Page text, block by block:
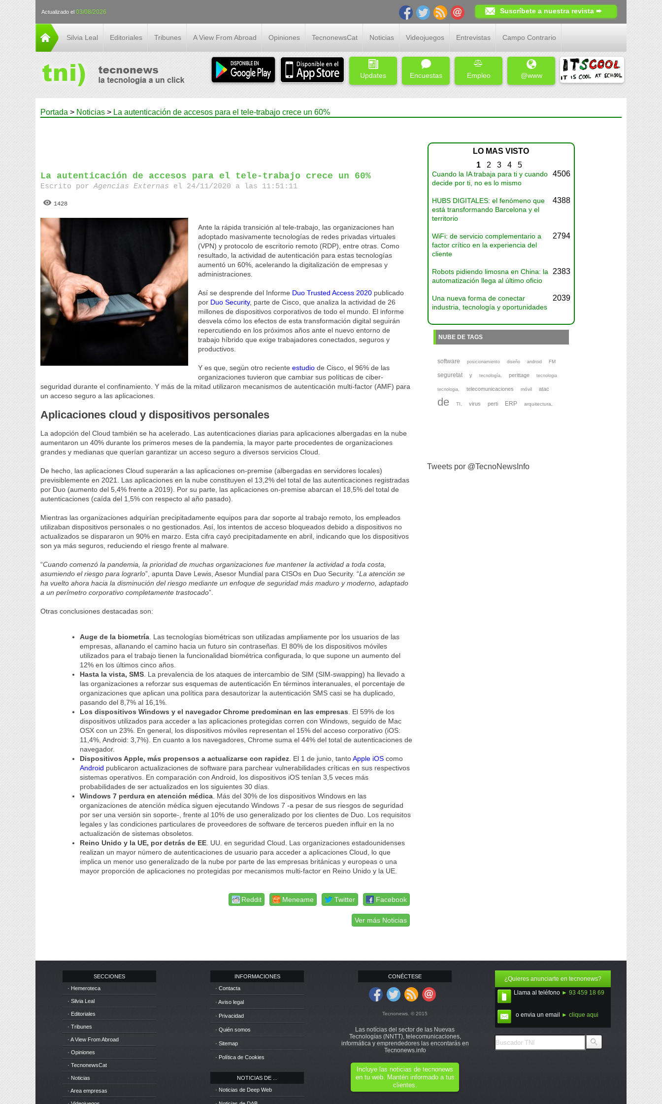
Actualizado el 03/08/2026 Suscríbete a nuestra revista ➨
Silvia Leal Editoriales Tribunes A View From Abroad Opiniones TecnonewsCat Noticias Videojuegos Entrevistas Campo Contrario
Updates Encuestas Empleo @www
Portada > Noticias > La autenticación de accesos para el tele-trabajo crece un 60%
La autenticación de accesos para el tele-trabajo crece un 60%
Escrito porAgencias Externas el 24/11/2020 a las 11:51:11
1428
Ante la rápida transición al tele-trabajo, las organizaciones han
adoptado masivamente tecnologías de redes privadas virtuales
(VPN) y protocolo de escritorio remoto (RDP), entre otras. Como
resultado, la actividad de autenticación para estas tecnologías
aumentó un 60%, acelerando la digitalización de empresas y
administraciones.
Así se desprende del Informe Duo Trusted Access 2020 publicado
por Duo Security, parte de Cisco, que analiza la actividad de 26
millones de dispositivos corporativos de todo el mundo. El informe
desvela cómo los efectos de esta transformación digital seguirán
repercutiendo en los próximos años ante el nuevo entorno de
trabajo híbrido que exige trabajadores conectados, seguros y
productivos.
Y es que, según otro recienteestudio de Cisco, el 96% de las
organizaciones tuvieron que cambiar sus políticas de ciber-
seguridad durante el confinamiento. Y más de la mitad utilizaron mecanismos de autenticación multi-factor (AMF) para
un acceso seguro a las aplicaciones.
Aplicaciones cloud y dispositivos personales
La adopción del Cloud también se ha acelerado. Las autenticaciones diarias para aplicaciones albergadas en la nube
aumentaron un 40% durante los primeros meses de la pandemia, la mayor parte procedentes de organizaciones
grandes y medianas que querían garantizar un acceso seguro a diversos servicios Cloud.
De hecho, las aplicaciones Cloud superarán a las aplicaciones on-premise (albergadas en servidores locales)
previsiblemente en 2021. Las aplicaciones en la nube constituyen el 13,2% del total de las autenticaciones registradas
por Duo (aumento del 5,4% frente a 2019). Por su parte, las aplicaciones on-premise abarcan el 18,5% del total de
autenticaciones (caída del 1,5% con respecto al año pasado).
Mientras las organizaciones adquirían precipitadamente equipos para dar soporte al trabajo remoto, los empleados
utilizaban dispositivos personales o no gestionados. Así, los intentos de acceso bloqueados debido a dispositivos no
actualizados se dispararon un 90% en marzo. Esta cifra cayó precipitadamente en abril, indicando que los dispositivos
son ya más seguros, reduciendo el riesgo frente al malware.
“Cuando comenzó la pandemia, la prioridad de muchas organizaciones fue mantener la actividad a toda costa,
asumiendo el riesgo para lograrlo”, apunta Dave Lewis, Asesor Mundial para CISOs en Duo Security. “La atención se
ha vuelto ahora hacia la disminución del riesgo mediante un enfoque de seguridad más maduro y moderno, adaptado
a un perímetro corporativo completamente trastocado”.
Otras conclusiones destacadas son:
Auge de la biometría. Las tecnologías biométricas son utilizadas ampliamente por los usuarios de las
empresas, allanando el camino hacia un futuro sin contraseñas. El 80% de los dispositivos móviles
utilizados para el trabajo tienen la funcionalidad biométrica configurada, lo que supone un aumento del
12% en los últimos cinco años.
Hasta la vista, SMS. La prevalencia de los ataques de intercambio de SIM (SIM-swapping) ha llevado a
las organizaciones a reforzar sus esquemas de autenticación En términos interanuales, el porcentaje de
organizaciones que aplican una política para desautorizar la autenticación SMS casi se ha duplicado,
pasando del 8,7% al 16,1%.
Los dispositivos Windows y el navegador Chrome predominan en las empresas. El 59% de los
dispositivos utilizados para acceder a las aplicaciones protegidas corren con Windows, seguido de Mac
OSX con un 23%. En general, los dispositivos móviles representan el 15% del acceso corporativo (iOS:
11,4%, Android: 3,7%). En cuanto a los navegadores, Chrome suma el 44% del total de autenticaciones de
navegador.
Dispositivos Apple, más propensos a actualizarse con rapidez. El 1 de junio, tantoApple iOS como
Android publicaron actualizaciones de software para parchear vulnerabilidades críticas en sus respectivos
sistemas operativos. En comparación con Android, los dispositivos iOS tenían 3,5 veces más
probabilidades de ser actualizados en los siguientes 30 días.
Windows 7 perdura en atención médica. Más del 30% de los dispositivos Windows en las
organizaciones de atención médica siguen ejecutando Windows 7 -a pesar de sus riesgos de seguridad
por ser una versión sin soporte-, frente al 10% de uso generalizado por los clientes de Duo. Los requisitos
legales y las condiciones particulares de proveedores de software de terceros pueden influir en la no
actualización de sistemas obsoletos.
Reino Unido y la UE, por detrás de EE. UU. en seguridad Cloud. Las organizaciones estadounidenses
realizan un mayor número de autenticaciones de usuario para acceder a aplicaciones Cloud, lo que
implica un menor uso generalizado de la nube por parte de las empresas británicas y europeas o una
mayor proporción de aplicaciones no protegidas por mecanismos multi-factor en Reino Unido y la UE.
Facebook
Twitter
Meneame
Reddit
Ver más Noticias
LO MAS VISTO
1 2 3 4 5
Cuando la IA trabaja para ti y cuando
decide por ti, no es lo mismo
4506
HUBS DIGITALES: el fenómeno que
está transformando Barcelona y el
territorio
4388
WiFi: de servicio complementario a
factor crítico en la experiencia del
cliente
2794
Robots pidiendo limosna en China: la
automatización llega al último oficio
2383
Una nueva forma de conectar
industria, tecnología y oportunidades
2039
NUBE DE TAGS
software posicionamiento diseño android FM
seguretat y tecnología, perittage tecnologia
tecnologia, telecomunicaciones móvil atac
de TI, virus perti ERP arquitectura,
Tweets por @TecnoNewsInfo
SECCIONES
· Hemeroteca
· Silvia Leal
· Editoriales
· Tribunes
· A View From Abroad
· Opiniones
· TecnonewsCat
· Noticias
· Area empresas
INFORMACIONES
· Contacta
· Aviso legal
· Privacidad
· Quién somos
· Sitemap
· Política de Cookies
NOTICIAS DE ...
· Noticias de Deep Web
CONÉCTESE
Tecnonews. © 2015
Las notícias del sector de las Nuevas
Tecnologías (NNTT), telecomunicaciones,
informática y emprendedores las encontarás en
Tecnonews.info
Incluye las noticias de tecnonews
en tu web. Mantén informado a tus
clientes.
¿Quieres anunciarte en tecnonews?
Llama al teléfono ► 93 459 18 69
o envia un email ► clique aqui